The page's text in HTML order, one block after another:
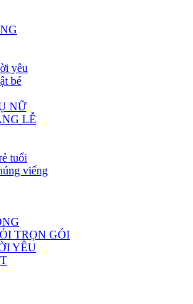
yêu
bé
NỮ
LỄ
tuổi
viếng
TRỌN GÓI
YÊU